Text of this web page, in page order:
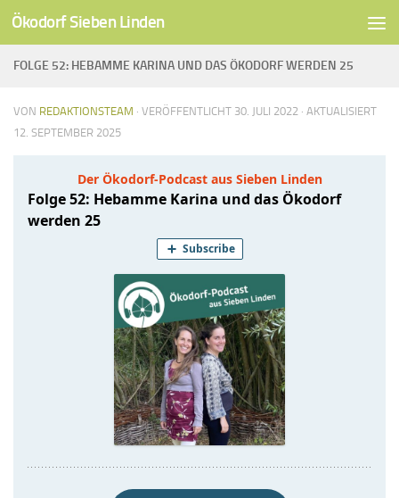
Unter dem Inhalt
Ökodorf Sieben Linden
FOLGE 52: HEBAMME KARINA UND DAS ÖKODORF WERDEN 25
VON REDAKTIONSTEAM · VERÖFFENTLICHT 30. JULI 2022 · AKTUALISIERT
12. SEPTEMBER 2025